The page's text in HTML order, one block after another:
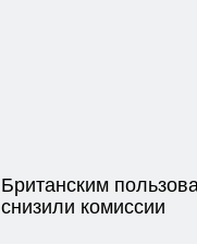
Британским
снизили комиссии